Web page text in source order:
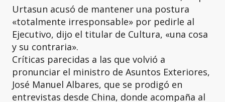
Urtasun acusó de mantener una postura
«totalmente irresponsable» por pedirle al
Ejecutivo, dijo el titular de Cultura, «una cosa
y su contraria».
Críticas parecidas a las que volvió a
pronunciar el ministro de Asuntos Exteriores,
José Manuel Albares, que se prodigó en
entrevistas desde China, donde acompaña al